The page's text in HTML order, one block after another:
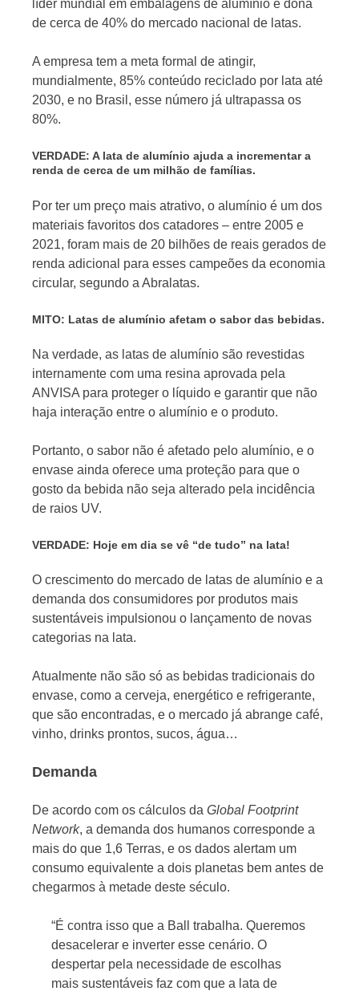
líder mundial em embalagens de alumínio e dona
de cerca de 40% do mercado nacional de latas.
A empresa tem a meta formal de atingir,
mundialmente, 85% conteúdo reciclado por lata até
2030, e no Brasil, esse número já ultrapassa os
80%.
VERDADE: A lata de alumínio ajuda a incrementar a
renda de cerca de um milhão de famílias.
Por ter um preço mais atrativo, o alumínio é um dos
materiais favoritos dos catadores – entre 2005 e
2021, foram mais de 20 bilhões de reais gerados de
renda adicional para esses campeões da economia
circular, segundo a Abralatas.
MITO: Latas de alumínio afetam o sabor das bebidas.
Na verdade, as latas de alumínio são revestidas
internamente com uma resina aprovada pela
ANVISA para proteger o líquido e garantir que não
haja interação entre o alumínio e o produto.
Portanto, o sabor não é afetado pelo alumínio, e o
envase ainda oferece uma proteção para que o
gosto da bebida não seja alterado pela incidência
de raios UV.
VERDADE: Hoje em dia se vê “de tudo” na lata!
O crescimento do mercado de latas de alumínio e a
demanda dos consumidores por produtos mais
sustentáveis impulsionou o lançamento de novas
categorias na lata.
Atualmente não são só as bebidas tradicionais do
envase, como a cerveja, energético e refrigerante,
que são encontradas, e o mercado já abrange café,
vinho, drinks prontos, sucos, água…
Demanda
De acordo com os cálculos da Global Footprint
Network, a demanda dos humanos corresponde a
mais do que 1,6 Terras, e os dados alertam um
consumo equivalente a dois planetas bem antes de
chegarmos à metade deste século.
“É contra isso que a Ball trabalha. Queremos
desacelerar e inverter esse cenário. O
despertar pela necessidade de escolhas
mais sustentáveis faz com que a lata de